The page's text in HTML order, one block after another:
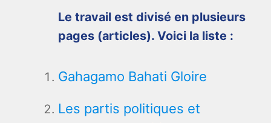
Le travail est divisé en plusieurs
pages (articles). Voici la liste :
Gahagamo Bahati Gloire
Les partis politiques et